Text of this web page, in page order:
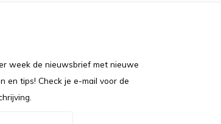
week de nieuwsbrief met nieuwe
en tips! Check je e-mail voor de